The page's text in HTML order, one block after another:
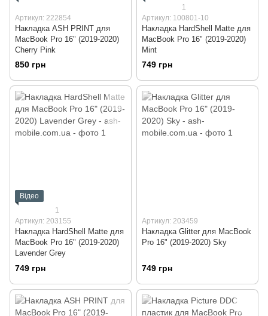
Артикул: 222854
Накладка ASH PRINT для
MacBook Pro 16" (2019-2020)
Cherry Pink
850 грн
1
Артикул: 100801-10
Накладка HardShell Matte для
MacBook Pro 16" (2019-2020)
Mint
749 грн
Відео
1
Артикул: 203155
Накладка HardShell Matte для
MacBook Pro 16" (2019-2020)
Lavender Grey
749 грн
Артикул: 203459
Накладка Glitter для MacBook
Pro 16" (2019-2020) Sky
749 грн